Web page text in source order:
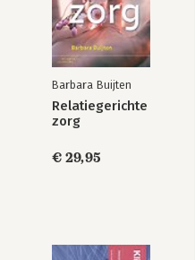
Barbara Buijten
Relatiegerichte
zorg
€ 29,95